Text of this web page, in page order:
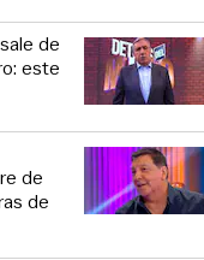
de
este
de
de